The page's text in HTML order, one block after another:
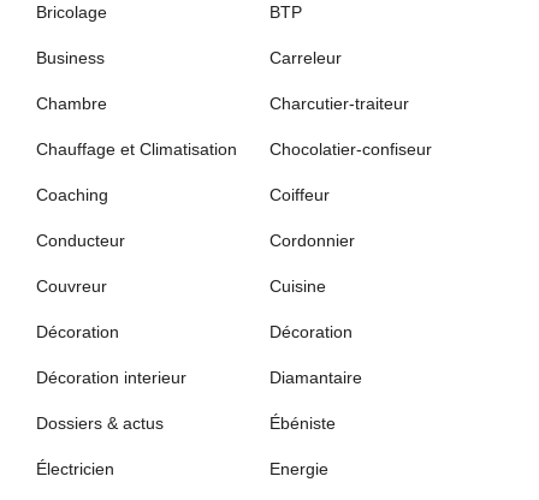
Bricolage BTP
Business Carreleur
Chambre Charcutier-traiteur
Chauffage et Climatisation Chocolatier-confiseur
Coaching Coiffeur
Conducteur Cordonnier
Couvreur Cuisine
Décoration Décoration
Décoration interieur Diamantaire
Dossiers & actus Ébéniste
Électricien Energie